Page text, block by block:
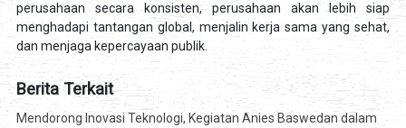
perusahaan secara konsisten, perusahaan akan lebih siap
menghadapi tantangan global, menjalin kerja sama yang sehat,
dan menjaga kepercayaan publik.
Berita Terkait
Mendorong Inovasi Teknologi, Kegiatan Anies Baswedan dalam